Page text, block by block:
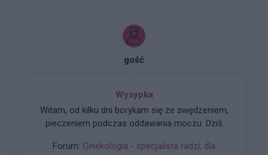
gość
Wysypka
Witam, od kilku dni borykam się ze swędzeniem,
pieczeniem podczas oddawania moczu. Dziś
tak jak na zdjęciu. Czy może ktoś wie, co to
Forum: Ginekologia - specjalista radzi, dla